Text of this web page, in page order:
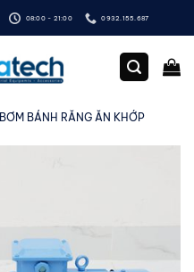
08:00 - 21:00 0932.155.687
BƠM BÁNH RĂNG ĂN KHỚP